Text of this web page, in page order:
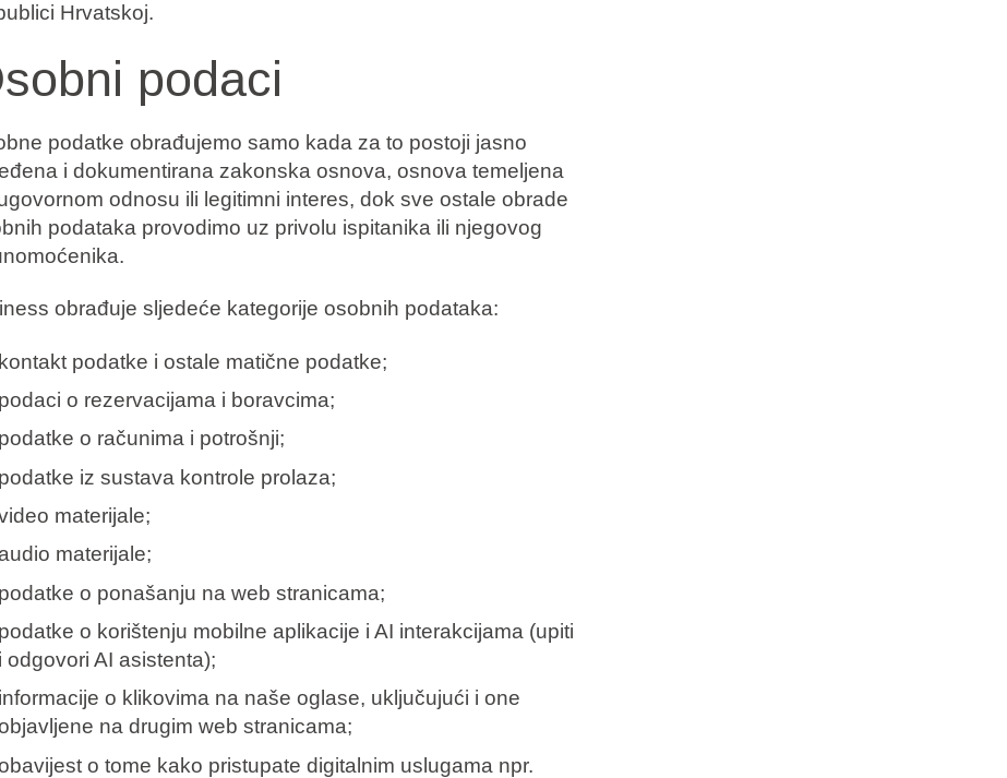
Hrvatskoj.
podaci
podatke obrađujemo samo kada za to postoji jasno
i dokumentirana zakonska osnova, osnova temeljena
odnosu ili legitimni interes, dok sve ostale obrade
podataka provodimo uz privolu ispitanika ili njegovog
obrađuje sljedeće kategorije osobnih podataka:
kontakt podatke i ostale matične podatke;
podaci o rezervacijama i boravcima;
podatke o računima i potrošnji;
podatke iz sustava kontrole prolaza;
materijale;
materijale;
podatke o ponašanju na web stranicama;
podatke o korištenju mobilne aplikacije i AI interakcijama (upiti
i odgovori AI asistenta);
informacije o klikovima na naše oglase, uključujući i one
na drugim web stranicama;
o tome kako pristupate digitalnim uslugama npr.